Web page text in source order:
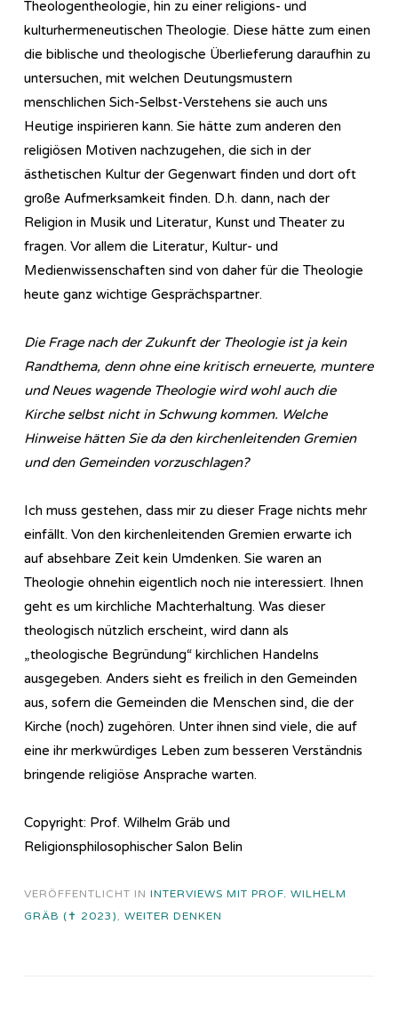
Theologentheologie, hin zu einer religions- und
kulturhermeneutischen Theologie. Diese hätte zum einen
die biblische und theologische Überlieferung daraufhin zu
untersuchen, mit welchen Deutungsmustern
menschlichen Sich-Selbst-Verstehens sie auch uns
Heutige inspirieren kann. Sie hätte zum anderen den
religiösen Motiven nachzugehen, die sich in der
ästhetischen Kultur der Gegenwart finden und dort oft
große Aufmerksamkeit finden. D.h. dann, nach der
Religion in Musik und Literatur, Kunst und Theater zu
fragen. Vor allem die Literatur, Kultur- und
Medienwissenschaften sind von daher für die Theologie
heute ganz wichtige Gesprächspartner.
Die Frage nach der Zukunft der Theologie ist ja kein
Randthema, denn ohne eine kritisch erneuerte, muntere
und Neues wagende Theologie wird wohl auch die
Kirche selbst nicht in Schwung kommen. Welche
Hinweise hätten Sie da den kirchenleitenden Gremien
und den Gemeinden vorzuschlagen?
Ich muss gestehen, dass mir zu dieser Frage nichts mehr
einfällt. Von den kirchenleitenden Gremien erwarte ich
auf absehbare Zeit kein Umdenken. Sie waren an
Theologie ohnehin eigentlich noch nie interessiert. Ihnen
geht es um kirchliche Machterhaltung. Was dieser
theologisch nützlich erscheint, wird dann als
„theologische Begründung“ kirchlichen Handelns
ausgegeben. Anders sieht es freilich in den Gemeinden
aus, sofern die Gemeinden die Menschen sind, die der
Kirche (noch) zugehören. Unter ihnen sind viele, die auf
eine ihr merkwürdiges Leben zum besseren Verständnis
bringende religiöse Ansprache warten.
Copyright: Prof. Wilhelm Gräb und
Religionsphilosophischer Salon Belin
VERÖFFENTLICHT IN INTERVIEWS MIT PROF. WILHELM
GRÄB (✝ 2023), WEITER DENKEN